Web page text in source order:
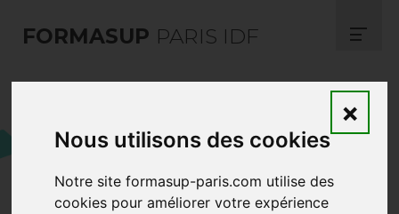
Nous utilisons des cookies
Notre site formasup-paris.com utilise des
cookies pour améliorer votre expérience
×
FORMASUP PARIS IDF
Et si vous partiez travailler
à l'étranger après vos
études ?